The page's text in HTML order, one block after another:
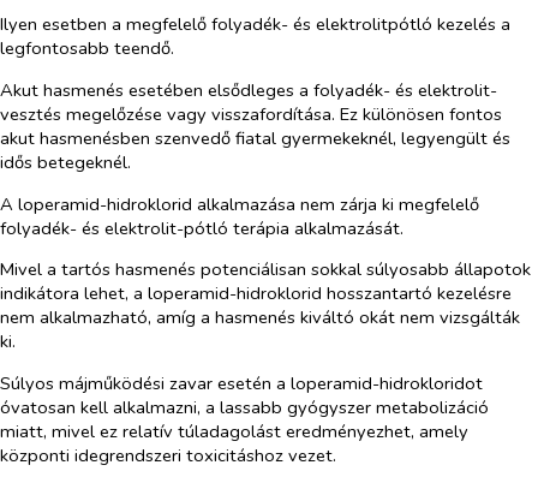
Ilyen esetben a megfelelő folyadék- és elektrolitpótló kezelés a
legfontosabb teendő.
Akut hasmenés esetében elsődleges a folyadék- és elektrolit-
vesztés megelőzése vagy visszafordítása. Ez különösen fontos
akut hasmenésben szenvedő fiatal gyermekeknél, legyengült és
idős betegeknél.
A loperamid-hidroklorid alkalmazása nem zárja ki megfelelő
folyadék- és elektrolit-pótló terápia al​kalmazását.
Mivel a tartós hasmenés potenciálisan sokkal súlyosabb állapotok
indikátora lehet, a loperamid-hidroklorid hosszantartó kezelésre
nem alkalmazható, amíg a hasmenés kiváltó okát nem vizsgálták
ki.
Súlyos májműködési zavar esetén a loperamid-hidrokloridot
óvatosan kell alkalmazni, a lassabb gyógyszer metabolizáció
miatt, mivel ez relatív túladagolást eredményezhet, amely
központi idegrendszeri toxicitáshoz vezet.